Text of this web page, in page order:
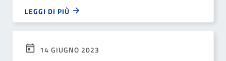
LEGGI DI PIÙ
14 GIUGNO 2023